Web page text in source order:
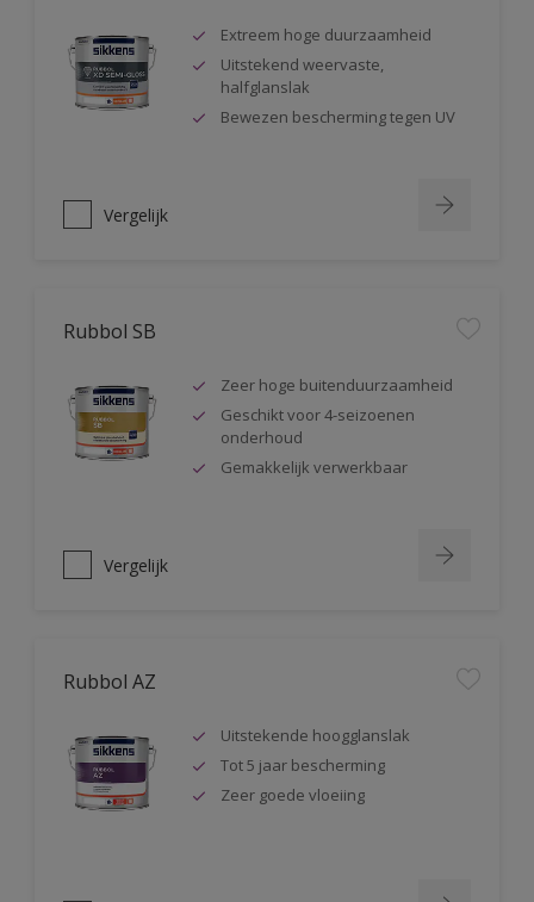
Extreem hoge duurzaamheid
Uitstekend weervaste,
halfglanslak
Bewezen bescherming tegen UV
Vergelijk
Rubbol SB
Zeer hoge buitenduurzaamheid
Geschikt voor 4-seizoenen
onderhoud
Gemakkelijk verwerkbaar
Vergelijk
Rubbol AZ
Uitstekende hoogglanslak
Tot 5 jaar bescherming
Zeer goede vloeiing